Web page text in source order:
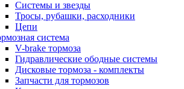
Системы и звезды
Тросы, рубашки, расходники
Цепи
система
V-brake тормоза
Гидравлические ободные системы
Дисковые тормоза - комплекты
Запчасти для тормозов